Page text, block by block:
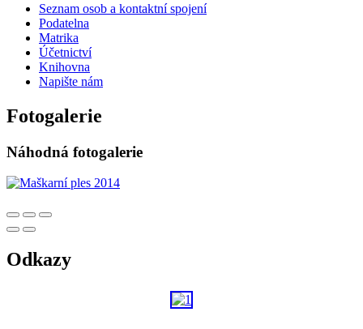
Seznam osob a kontaktní spojení
Podatelna
Matrika
Účetnictví
Knihovna
Napište nám
Fotogalerie
Náhodná fotogalerie
Odkazy